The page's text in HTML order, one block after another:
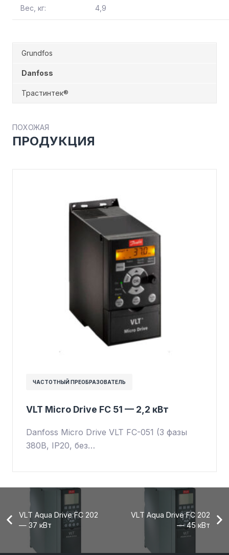
Вес, кг: 4,9
Grundfos
Danfoss
Трастинтек®
ПОХОЖАЯ
ПРОДУКЦИЯ
ЧАСТОТНЫЙ ПРЕОБРАЗОВАТЕЛЬ
VLT Micro Drive FC 51 — 2,2 кВт
Danfoss Micro Drive VLT FC-051 (3 фазы
380В, IP20, без…
VLT Aqua Drive FC 202
— 37 кВт
VLT Aqua Drive FC 202
— 45 кВт